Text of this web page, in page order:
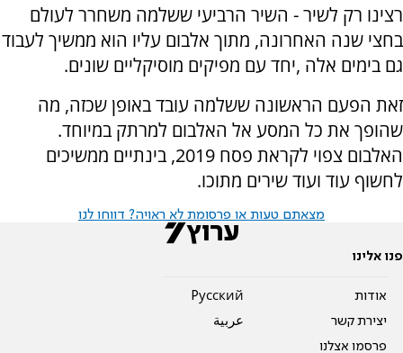
רצינו רק לשיר - השיר הרביעי ששלמה משחרר לעולם
בחצי שנה האחרונה, מתוך אלבום עליו הוא ממשיך לעבוד
גם בימים אלה ,יחד עם מפיקים מוסיקליים שונים.
זאת הפעם הראשונה ששלמה עובד באופן שכזה, מה
שהופך את כל המסע אל האלבום למרתק במיוחד.
האלבום צפוי לקראת פסח 2019, בינתיים ממשיכים
לחשוף עוד ועוד שירים מתוכו.
מצאתם טעות או פרסומת לא ראויה? דווחו לנו
פנו אלינו
אודות
יצירת קשר
פרסמו אצלנו
Pусский
عربية